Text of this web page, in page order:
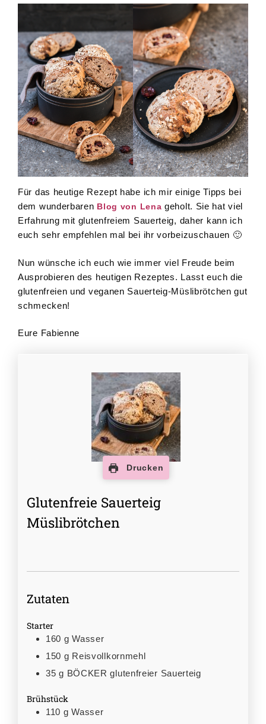
Für das heutige Rezept habe ich mir einige Tipps bei
dem wunderbaren Blog von Lena geholt. Sie hat viel
Erfahrung mit glutenfreiem Sauerteig, daher kann ich
euch sehr empfehlen mal bei ihr vorbeizuschauen 🙂
Nun wünsche ich euch wie immer viel Freude beim
Ausprobieren des heutigen Rezeptes. Lasst euch die
glutenfreien und veganen Sauerteig-Müslibrötchen gut
schmecken!
Eure Fabienne
Drucken
Glutenfreie Sauerteig
Müslibrötchen
Zutaten
Starter
160 g Wasser
150 g Reisvollkornmehl
35 g BÖCKER glutenfreier Sauerteig
Brühstück
110 g Wasser